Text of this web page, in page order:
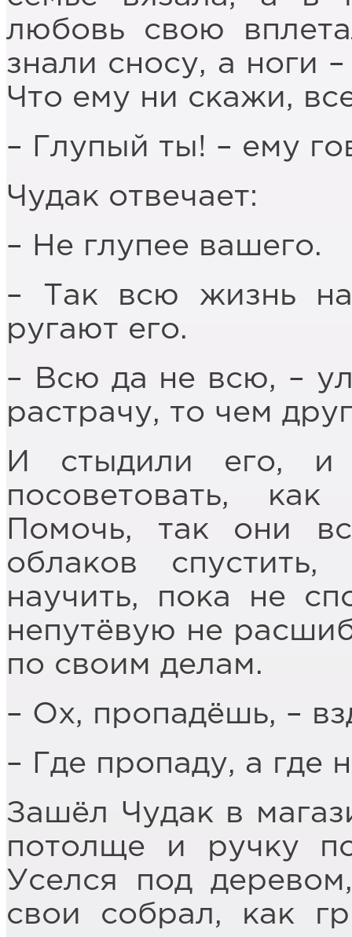
любовь свою
знали сносу, а ноги
Что ему ни скажи,
– Глупый ты! – ему
Чудак отвечает:
– Не глупее вашего.
– Так всю жизнь
ругают его.
– Всю да не всю, –
растрачу, то чем
И стыдили его, и
посоветовать,
Помочь, так они
облаков
научить, пока не
непутёвую не
по своим делам.
– Ох, пропадёшь, –
– Где пропаду, а где
Зашёл Чудак в
потолще и ручку
Уселся под
свои собрал, как